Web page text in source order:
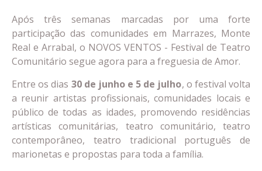
Após três semanas marcadas por uma forte
participação das comunidades em Marrazes, Monte
Real e Arrabal, o NOVOS VENTOS - Festival de Teatro
Comunitário segue agora para a freguesia de Amor.
Entre os dias 30 de junho e 5 de julho, o festival volta
a reunir artistas profissionais, comunidades locais e
público de todas as idades, promovendo residências
artísticas comunitárias, teatro comunitário, teatro
contemporâneo, teatro tradicional português de
marionetas e propostas para toda a família.